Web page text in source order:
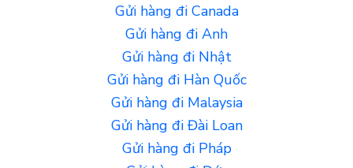
Gửi hàng đi Canada
Gửi hàng đi Anh
Gửi hàng đi Nhật
Gửi hàng đi Hàn Quốc
Gửi hàng đi Malaysia
Gửi hàng đi Đài Loan
Gửi hàng đi Pháp